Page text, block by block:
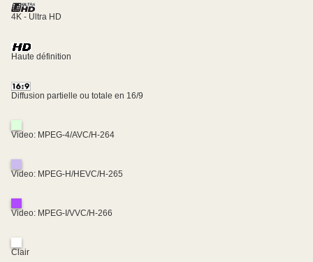
4K - Ultra HD
Haute définition
Diffusion partielle ou totale en 16/9
Video: MPEG-4/AVC/H-264
Video: MPEG-H/HEVC/H-265
Video: MPEG-I/VVC/H-266
Clair